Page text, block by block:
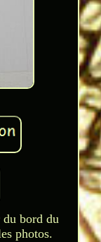
du bord du
photos.